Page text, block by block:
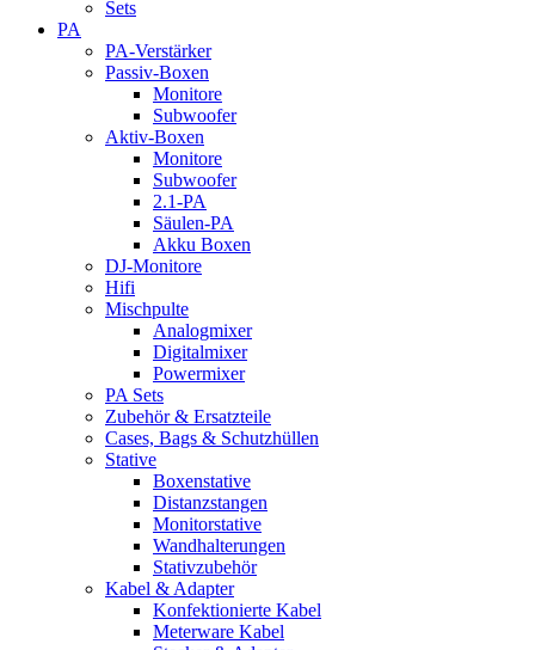
Sets
PA
PA-Verstärker
Passiv-Boxen
Monitore
Subwoofer
Aktiv-Boxen
Monitore
Subwoofer
2.1-PA
Säulen-PA
Akku Boxen
DJ-Monitore
Hifi
Mischpulte
Analogmixer
Digitalmixer
Powermixer
PA Sets
Zubehör & Ersatzteile
Cases, Bags & Schutzhüllen
Stative
Boxenstative
Distanzstangen
Monitorstative
Wandhalterungen
Stativzubehör
Kabel & Adapter
Konfektionierte Kabel
Meterware Kabel